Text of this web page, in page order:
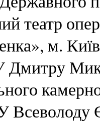
театр
м. Київ